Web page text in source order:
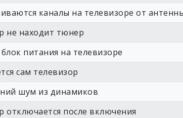
каналы на телевизоре от
не находит тюнер
питания на телевизоре
сам телевизор
шум из динамиков
отключается после включения